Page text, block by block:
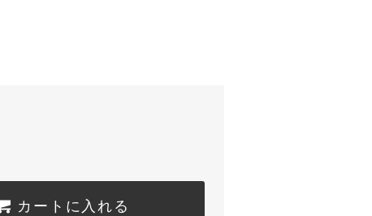
カートに入れる